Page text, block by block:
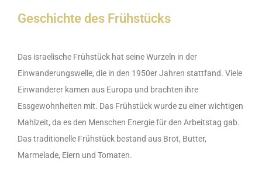
Geschichte des Frühstücks
Das israelische Frühstück hat seine Wurzeln in der
Einwanderungswelle, die in den 1950er Jahren stattfand. Viele
Einwanderer kamen aus Europa und brachten ihre
Essgewohnheiten mit. Das Frühstück wurde zu einer wichtigen
Mahlzeit, da es den Menschen Energie für den Arbeitstag gab.
Das traditionelle Frühstück bestand aus Brot, Butter,
Marmelade, Eiern und Tomaten.